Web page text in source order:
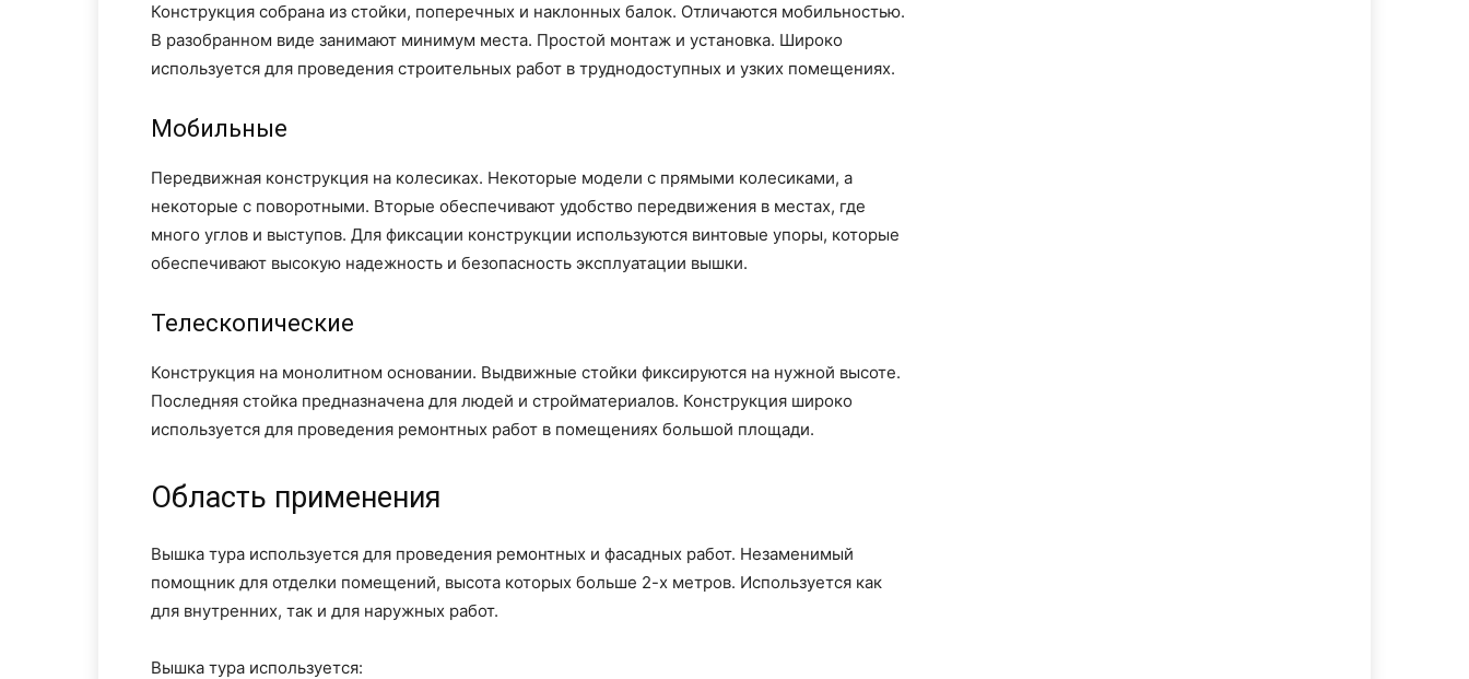
Конструкция собрана из стойки, поперечных и наклонных балок. Отличаются мобильностью.
В разобранном виде занимают минимум места. Простой монтаж и установка. Широко
используется для проведения строительных работ в труднодоступных и узких помещениях.
Мобильные
Передвижная конструкция на колесиках. Некоторые модели с прямыми колесиками, а
некоторые с поворотными. Вторые обеспечивают удобство передвижения в местах, где
много углов и выступов. Для фиксации конструкции используются винтовые упоры, которые
обеспечивают высокую надежность и безопасность эксплуатации вышки.
Телескопические
Конструкция на монолитном основании. Выдвижные стойки фиксируются на нужной высоте.
Последняя стойка предназначена для людей и стройматериалов. Конструкция широко
используется для проведения ремонтных работ в помещениях большой площади.
Область применения
Вышка тура используется для проведения ремонтных и фасадных работ. Незаменимый
помощник для отделки помещений, высота которых больше 2-х метров. Используется как
для внутренних, так и для наружных работ.
Вышка тура используется: